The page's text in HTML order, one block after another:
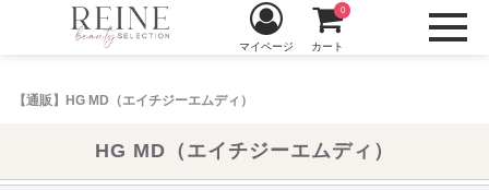
【通販】HG MD（エイチジーエムディ）
マイページ カート
0
HG MD（エイチジーエムディ）